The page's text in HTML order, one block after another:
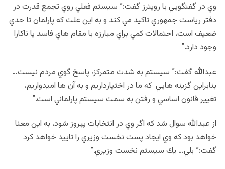
وي در گفتگويي با رويترز گفت:” سيستم فعلي روي تجمع قدرت در
دفتر رياست جمهوري تاكيد مي كند و به اين علت كه پارلمان تا حدي
ضعيف است، احتمالات كمي براي مبارزه با مقام هاي فاسد يا ناكارا
وجود دارد.”
عبدالله گفت:” سيستم به شدت متمركز، پاسخ گوي مردم نيست…
بنابراين گزينه هايي كه ما در اختيارداريم و به آن ها اميدواريم،
تغيير قانون اساسي و رفتن به سمت سيستم پارلماني است.”
از عبدالله سوال شد كه اگر وي در انتخابات پيروز شود، به اين معنا
خواهد بود كه وي ايجاد پست نخست وزيري را تاييد خواهد كرد
گفت:” بلي… يك سيستم نخست وزيري.”